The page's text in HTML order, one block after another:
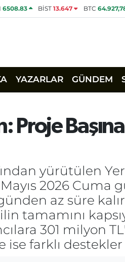
6508.83 BİST13.647 BTC
YAZARLAR GÜNDEM
Proje
yürütülen
Mayıs 2026
az süre
tamamını
301 milyon
farklı destekler